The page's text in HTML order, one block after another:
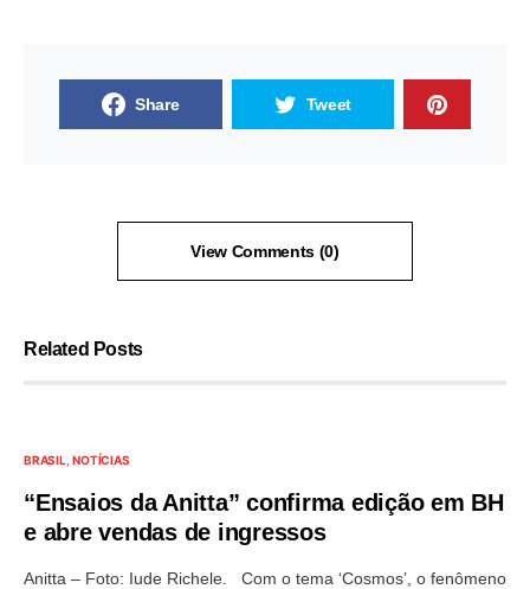
Share Tweet
View Comments (0)
Related Posts
BRASIL NOTÍCIAS
“Ensaios da Anitta” confirma edição em BH
e abre vendas de ingressos
Anitta – Foto: Iude Richele. Com o tema ‘Cosmos’, o fenômeno